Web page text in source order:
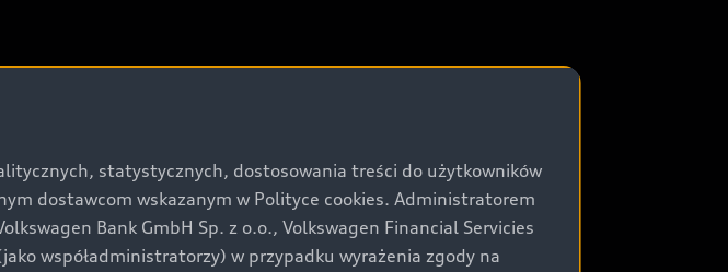
statystycznych, dostosowania treści do użytkowników
dostawcom wskazanym w Polityce cookies. Administratorem
Bank GmbH Sp. z o.o., Volkswagen Financial Servicies
współadministratorzy) w przypadku wyrażenia zgody na